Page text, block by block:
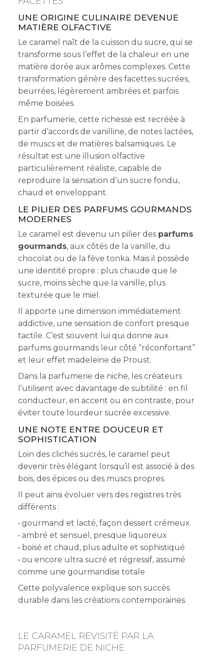
UNE ORIGINE CULINAIRE DEVENUE
MATIÈRE OLFACTIVE
Le caramel naît de la cuisson du sucre, qui se
transforme sous l’effet de la chaleur en une
matière dorée aux arômes complexes. Cette
transformation génère des facettes sucrées,
beurrées, légèrement ambrées et parfois
même boisées.
En parfumerie, cette richesse est recréée à
partir d’accords de vanilline, de notes lactées,
de muscs et de matières balsamiques. Le
résultat est une illusion olfactive
particulièrement réaliste, capable de
reproduire la sensation d’un sucre fondu,
chaud et enveloppant.
LE PILIER DES PARFUMS GOURMANDS
MODERNES
Le caramel est devenu un pilier des parfums
gourmands, aux côtés de la vanille, du
chocolat ou de la fève tonka. Mais il possède
une identité propre : plus chaude que le
sucre, moins sèche que la vanille, plus
texturée que le miel.
Il apporte une dimension immédiatement
addictive, une sensation de confort presque
tactile. C’est souvent lui qui donne aux
parfums gourmands leur côté “réconfortant”
et leur effet madeleine de Proust.
Dans la parfumerie de niche, les créateurs
l’utilisent avec davantage de subtilité : en fil
conducteur, en accent ou en contraste, pour
éviter toute lourdeur sucrée excessive.
UNE NOTE ENTRE DOUCEUR ET
SOPHISTICATION
Loin des clichés sucrés, le caramel peut
devenir très élégant lorsqu’il est associé à des
bois, des épices ou des muscs propres.
Il peut ainsi évoluer vers des registres très
différents :
• gourmand et lacté, façon dessert crémeux
• ambré et sensuel, presque liquoreux
• boisé et chaud, plus adulte et sophistiqué
• ou encore ultra sucré et régressif, assumé
comme une gourmandise totale
Cette polyvalence explique son succès
durable dans les créations contemporaines.
LE CARAMEL REVISITÉ PAR LA
PARFUMERIE DE NICHE